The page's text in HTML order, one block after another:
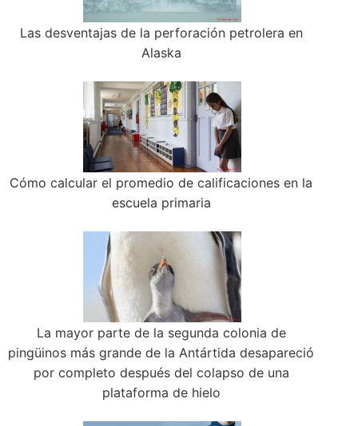
Las desventajas de la perforación petrolera en
Alaska
Cómo calcular el promedio de calificaciones en la
escuela primaria
La mayor parte de la segunda colonia de
pingüinos más grande de la Antártida desapareció
por completo después del colapso de una
plataforma de hielo